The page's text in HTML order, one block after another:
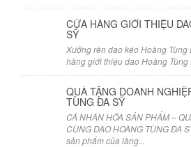
CỬA HÀNG GIỚI THIỆU
SỸ
Xưởng rèn dao kéo Hoàng
hàng giới thiệu dao Hoàng
QUÀ TẶNG DOANH
TÙNG ĐA SỸ
CÁ NHÂN HÓA SẢN PHẨM –
CÙNG DAO HOÀNG TÙNG ĐA
sản phẩm của làng...